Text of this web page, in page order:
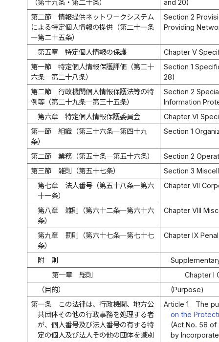
（第十九条・第二十条）
and 20)
第二節 情報提供ネットワークシステム
による特定個人情報の提供（第二十一条
―第二十五条）
Section 2
Providing
第五章 特定個人情報の保護
Chapter V
第一節 特定個人情報保護評価（第二十
六条―第二十八条）
Section 1
28)
第二節 行政機関個人情報保護法等の特
例等（第二十九条―第三十五条）
Section 2
Information
第六章 特定個人情報保護委員会
Chapter VI
第一節 組織（第三十六条―第四十九
条）
Section 1
第二節 業務（第五十条―第五十六条）
Section 2
第三節 雑則（第五十七条）
Section 3
第七章 法人番号（第五十八条―第六
十一条）
Chapter VII
第八章 雑則（第六十二条―第六十六
条）
Chapter VIII
第九章 罰則（第六十七条―第七十七
条）
Chapter IX
附 則
第一章 総則
Chapter I
（目的）
(Purpose)
第一条
この法律は、行政機関、地方公
共団体その他の行政事務を処理する者
が、個人番号及び法人番号の有する特
定の個人及び法人その他の団体を識別
Article 1
The
on the
(Act No. 58
by